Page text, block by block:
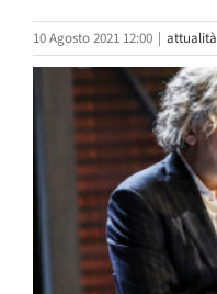
10 Agosto 2021 12:00 | attualità